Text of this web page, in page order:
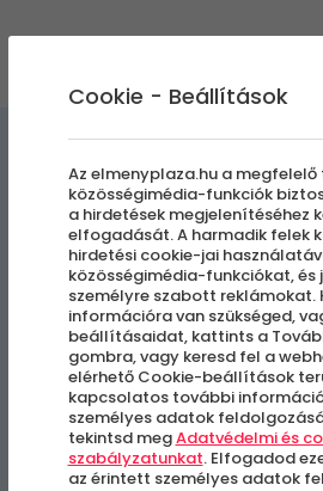
Lopott idő
Budapest, VIII.
Cookie - Beállítások
Az elmenyplaza.hu a
közösségimédia-funkciók
a hirdetések megjelenítéséhez
elfogadását. A harmadik felek
hirdetési cookie-jai
közösségimédia-funkciókat, és
személyre szabott reklámokat.
információra van szükséged,
beállításaidat, kattints a
gombra, vagy keresd fel a
elérhető Cookie-beállítások
kapcsolatos további
személyes adatok
tekintsd megAdatvédelmi és
szabályzatunkat. Elfogadod
az érintett személyes adatok